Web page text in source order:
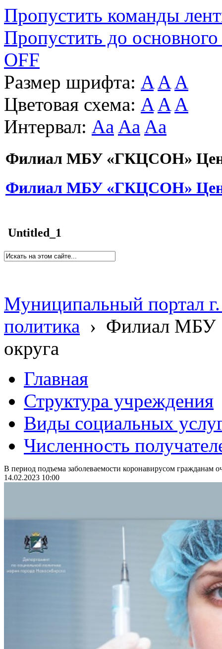
Пропустить команды
Пропустить до основного
OFF
Размер шрифта: A A A
Цветовая схема: A A A
Интервал: Aa Aa Aa
Филиал МБУ «ГКЦСОН»
Филиал МБУ «ГКЦСОН»
Untitled_1
Муниципальный портал
политика › Филиал МБУ
округа
Главная
Структура учреждения
Виды социальных
Численность
В период подъема заболеваемости коронавирусом гражданам
14.02.2023 10:00